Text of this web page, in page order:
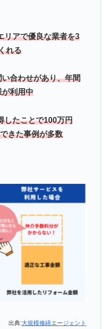
リアで優良な業者を3
れる
合わせがあり、年間
利用中
したことで100万円
きた事例が多数
出典:大規模修繕エージェント